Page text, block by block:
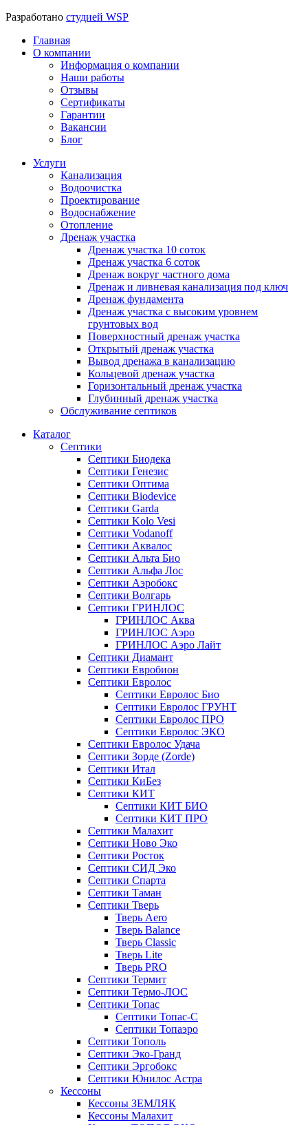
Разработано студией WSP
Главная
О компании
Информация о компании
Наши работы
Отзывы
Сертификаты
Гарантии
Вакансии
Блог
Услуги
Канализация
Водоочистка
Проектирование
Водоснабжение
Отопление
Дренаж участка
Дренаж участка 10 соток
Дренаж участка 6 соток
Дренаж вокруг частного дома
Дренаж и ливневая канализация под ключ
Дренаж фундамента
Дренаж участка с высоким уровнем
грунтовых вод
Поверхностный дренаж участка
Открытый дренаж участка
Вывод дренажа в канализацию
Кольцевой дренаж участка
Горизонтальный дренаж участка
Глубинный дренаж участка
Обслуживание септиков
Каталог
Септики
Септики Биодека
Септики Генезис
Септики Оптима
Септики Biodevice
Септики Garda
Септики Kolo Vesi
Септики Vodanoff
Септики Аквалос
Септики Альта Био
Септики Альфа Лос
Септики Аэробокс
Септики Волгарь
Септики ГРИНЛОС
ГРИНЛОС Аква
ГРИНЛОС Аэро
ГРИНЛОС Аэро Лайт
Септики Диамант
Септики Евробион
Септики Евролос
Септики Евролос Био
Септики Евролос ГРУНТ
Септики Евролос ПРО
Септики Евролос ЭКО
Септики Евролос Удача
Септики Зорде (Zorde)
Септики Итал
Септики КиБез
Септики КИТ
Септики КИТ БИО
Септики КИТ ПРО
Септики Малахит
Септики Ново Эко
Септики Росток
Септики СИД Эко
Септики Спарта
Септики Таман
Септики Тверь
Тверь Aero
Тверь Balance
Тверь Classic
Тверь Lite
Тверь PRO
Септики Термит
Септики Термо-ЛОС
Септики Топас
Септики Топас-С
Септики Топаэро
Септики Тополь
Септики Эко-Гранд
Септики Эргобокс
Септики Юнилос Астра
Кессоны
Кессоны ЗЕМЛЯК
Кессоны Малахит